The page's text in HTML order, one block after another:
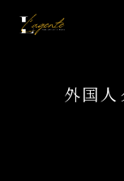
外国人